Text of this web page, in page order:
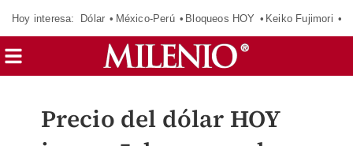
Hoy interesa: Dólar México-Perú Bloqueos HOY Keiko Fujimori
Precio del dólar HOY